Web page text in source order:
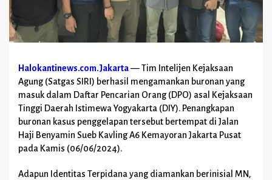
e
r
h
i
l
D
r
Halokantinews.com.Jakarta— Tim Intelijen Kejaksaan
Agung (Satgas SIRI) berhasil mengamankan buronan yang
masuk dalam Daftar Pencarian Orang (DPO) asal Kejaksaan
Tinggi Daerah Istimewa Yogyakarta (DIY). Penangkapan
buronan kasus penggelapan tersebut bertempat di Jalan
Haji Benyamin Sueb Kavling A6 Kemayoran Jakarta Pusat
pada Kamis (06/06/2024).
Adapun Identitas Terpidana yang diamankan berinisial MN,